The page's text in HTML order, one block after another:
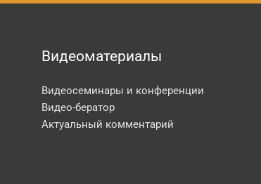
Видеоматериалы
Видеосеминары и конференции
Видео-бератор
Актуальный комментарий